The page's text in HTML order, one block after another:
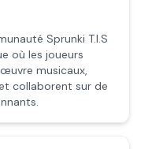
Sprunki T.I.S
où les joueurs
musicaux,
collaborent sur de